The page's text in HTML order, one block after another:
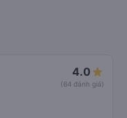
4.0
(64 đánh giá)